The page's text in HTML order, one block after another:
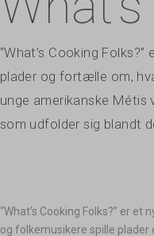
“What’s Cooking
plader og fortælle om,
unge amerikanske
som udfolder sig blandt
“What’s Cooking Folks?” er
og folkemusikere spille